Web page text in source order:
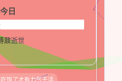
日
鼐逝世
关于本站
原版/本站右键菜单